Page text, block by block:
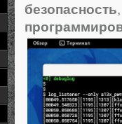
безопасность